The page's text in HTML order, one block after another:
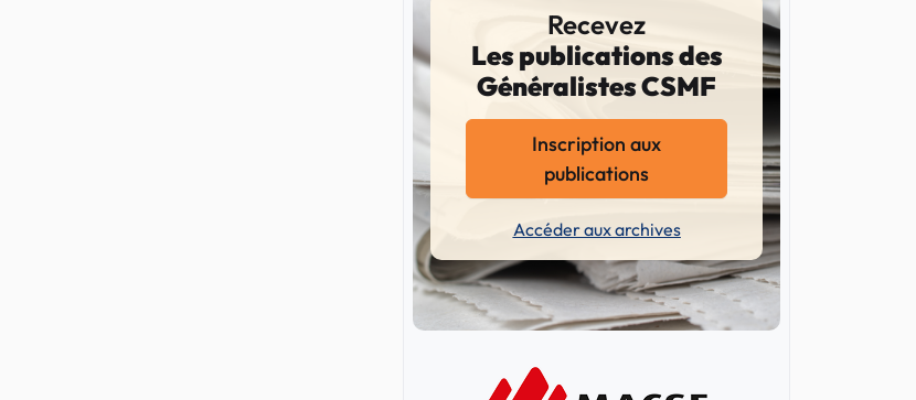
Recevez
Les publications des
Généralistes CSMF
Inscription aux
publications
Accéder aux archives